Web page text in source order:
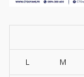
L M